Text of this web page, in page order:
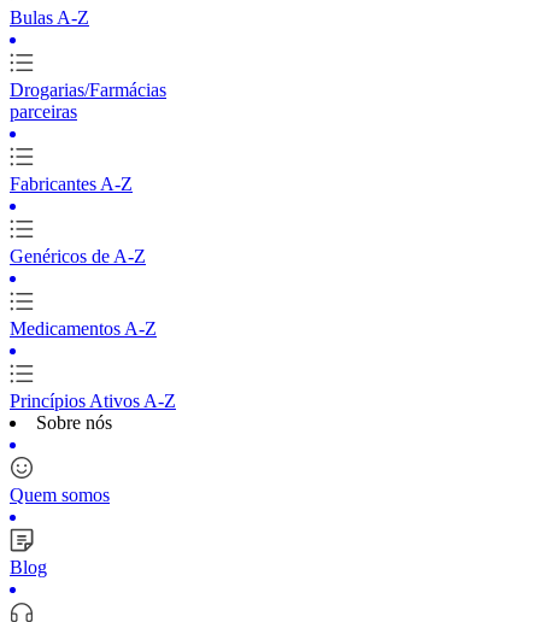
Bulas A-Z
Drogarias/Farmácias
parceiras
Fabricantes A-Z
Genéricos de A-Z
Medicamentos A-Z
Princípios Ativos A-Z
Sobre nós
Quem somos
Blog